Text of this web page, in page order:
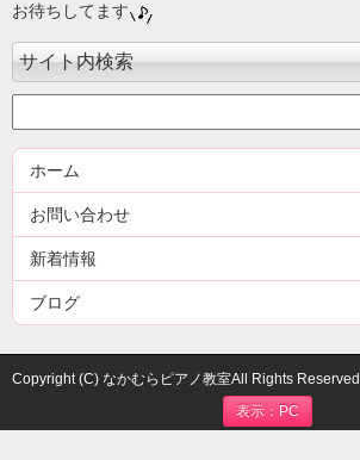
お待ちしてます
サイト内検索
ホーム
お問い合わせ
新着情報
ブログ
Copyright (C) なかむらピアノ教室All Rights Reserved.
表示：PC